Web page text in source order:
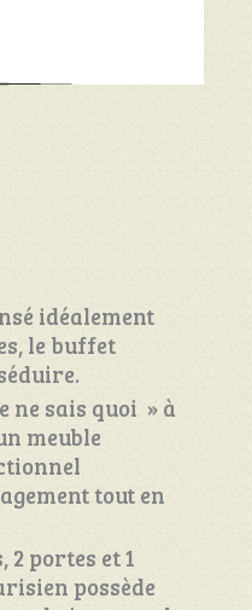
idéalement
le buffet
ne sais quoi » à
meuble
tout en
2 portes et 1
possède